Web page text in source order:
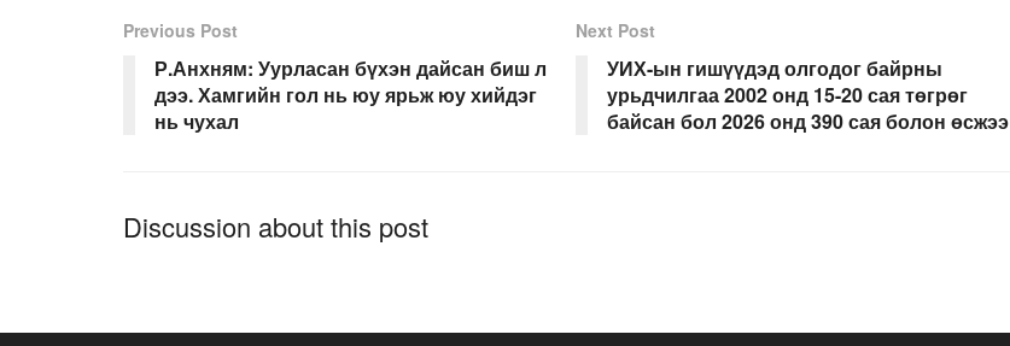
Previous Post
Р.Анхням: Уурласан бүхэн дайсан биш л
дээ. Хамгийн гол нь юу ярьж юу хийдэг
нь чухал
Next Post
УИХ-ын гишүүдэд олгодог байрны
урьдчилгаа 2002 онд 15-20 сая төгрөг
байсан бол 2026 онд 390 сая болон өсжээ
Discussion about this post